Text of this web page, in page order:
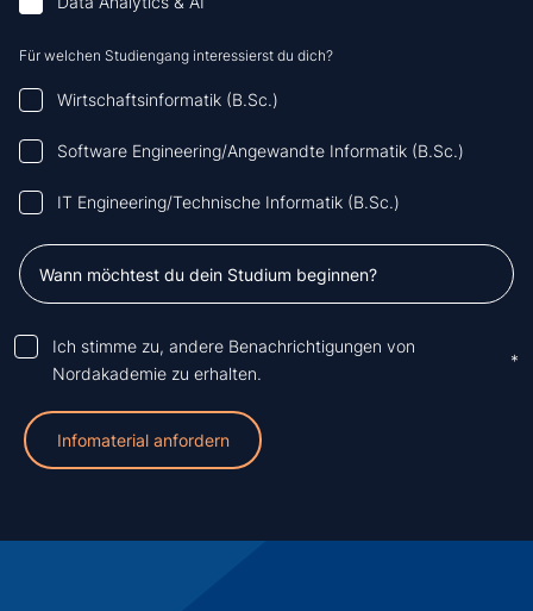
Für welchen Studiengang interessierst du dich?
Wirtschaftsinformatik (B.Sc.)
Software Engineering/Angewandte Informatik (B.Sc.)
IT Engineering/Technische Informatik (B.Sc.)
Ich stimme zu, andere Benachrichtigungen von
Nordakademie zu erhalten.
*